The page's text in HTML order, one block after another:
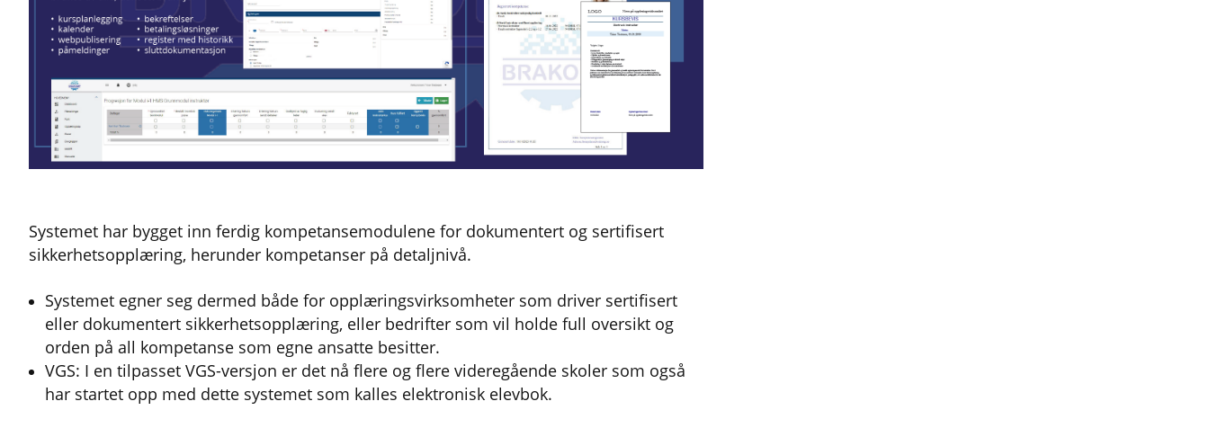
Systemet har bygget inn ferdig kompetansemodulene for dokumentert og sertifisert
sikkerhetsopplæring, herunder kompetanser på detaljnivå.
Systemet egner seg dermed både for opplæringsvirksomheter som driver sertifisert
eller dokumentert sikkerhetsopplæring, eller bedrifter som vil holde full oversikt og
orden på all kompetanse som egne ansatte besitter.
VGS: I en tilpasset VGS-versjon er det nå flere og flere videregående skoler som også
har startet opp med dette systemet som kalles elektronisk elevbok.